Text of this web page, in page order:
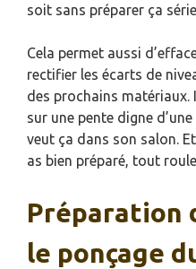
soit sans préparer ça
Cela permet aussi
rectifier les écarts de
des prochains matériaux.
sur une pente digne
veut ça dans son salon.
as bien préparé, tout
Préparation
le ponçage